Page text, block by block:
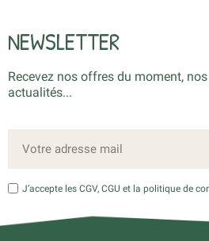
NEWSLETTER
Recevez nos offres du moment,
actualités...
J’accepte les CGV, CGU et la politique de